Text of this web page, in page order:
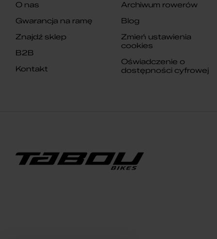
O nas
Gwarancja na ramę
Znajdź sklep
B2B
Kontakt
Archiwum rowerów
Blog
Zmień ustawienia
cookies
Oświadczenie o
dostępności cyfrowej